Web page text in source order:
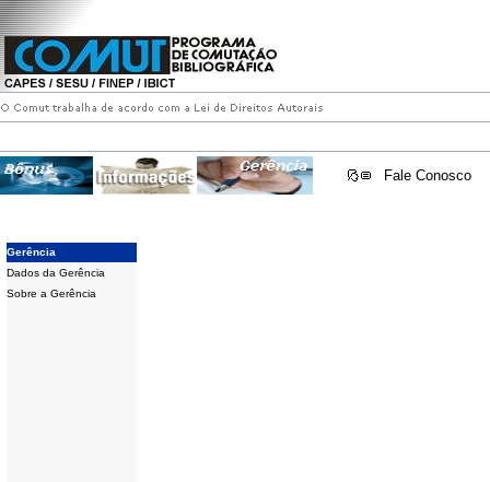
Fale Conosco
Gerência
Dados da Gerência
Sobre a Gerência